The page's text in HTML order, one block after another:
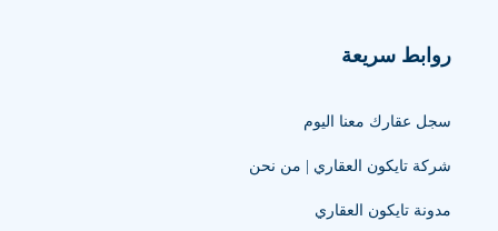
روابط سريعة
سجل عقارك معنا اليوم
شركة تايكون العقاري | من نحن
مدونة تايكون العقاري